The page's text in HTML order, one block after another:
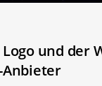
und der
Anbieter